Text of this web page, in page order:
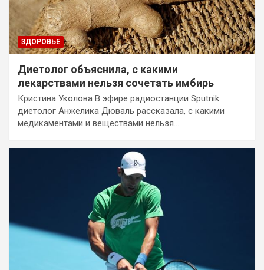
ЗДОРОВЬЕ
Диетолог объяснила, с какими
лекарствами нельзя сочетать имбирь
Кристина Уколова В эфире радиостанции Sputnik
диетолог Анжелика Дюваль рассказала, с какими
медикаментами и веществами нельзя…